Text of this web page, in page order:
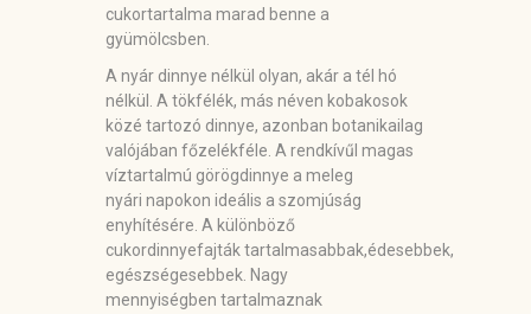
cukortartalma marad benne a
gyümölcsben.
A nyár dinnye nélkül olyan, akár a tél hó
nélkül. A tökfélék, más néven kobakosok
közé tartozó dinnye, azonban botanikailag
valójában főzelékféle. A rendkívűl magas
víztartalmú görögdinnye a meleg
nyári napokon ideális a szomjúság
enyhítésére. A különböző
cukordinnyefajták tartalmasabbak,édesebbek,
egészségesebbek. Nagy
mennyiségben tartalmaznak